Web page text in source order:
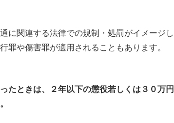
に関連する法律での規制・処罰がイメージし
罪や傷害罪が適用されることもあります。
たときは、２年以下の懲役若しくは３０万円